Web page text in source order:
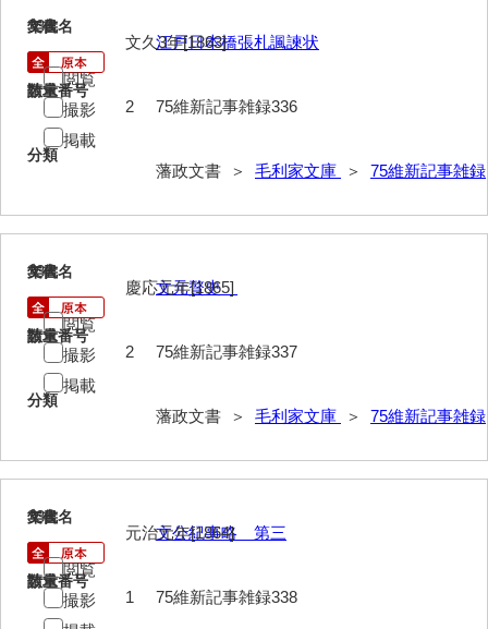
336
文書名
江戸日本橋張札諷諫状
請求番号
75維新記事雑録336
分類
藩政文書 ＞ 毛利家文庫 ＞ 75維新記事雑録
年代
文久3年[1863]
数量
2
閲覧
撮影
掲載
337
文書名
文元贅史
請求番号
75維新記事雑録337
分類
藩政文書 ＞ 毛利家文庫 ＞ 75維新記事雑録
年代
慶応元年[1865]
数量
2
閲覧
撮影
掲載
338
文書名
文公紀事略 第三
請求番号
75維新記事雑録338
年代
元治元年[1864]
数量
1
閲覧
撮影